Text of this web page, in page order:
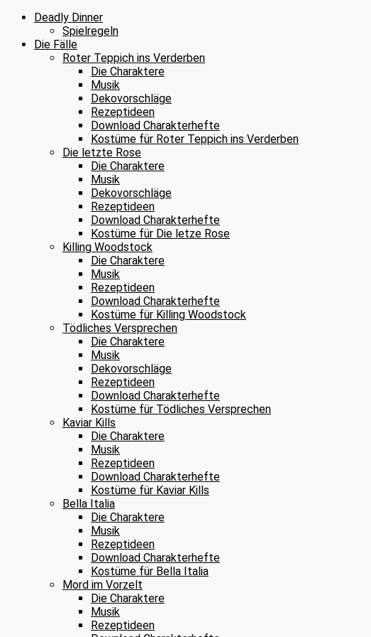
Deadly Dinner
Spielregeln
Die Fälle
Roter Teppich ins Verderben
Die Charaktere
Musik
Dekovorschläge
Rezeptideen
Download Charakterhefte
Kostüme für Roter Teppich ins Verderben
Die letzte Rose
Die Charaktere
Musik
Dekovorschläge
Rezeptideen
Download Charakterhefte
Kostüme für Die letze Rose
Killing Woodstock
Die Charaktere
Musik
Rezeptideen
Download Charakterhefte
Kostüme für Killing Woodstock
Tödliches Versprechen
Die Charaktere
Musik
Dekovorschläge
Rezeptideen
Download Charakterhefte
Kostüme für Tödliches Versprechen
Kaviar Kills
Die Charaktere
Musik
Rezeptideen
Download Charakterhefte
Kostüme für Kaviar Kills
Bella Italia
Die Charaktere
Musik
Rezeptideen
Download Charakterhefte
Kostüme für Bella Italia
Mord im Vorzelt
Die Charaktere
Musik
Rezeptideen